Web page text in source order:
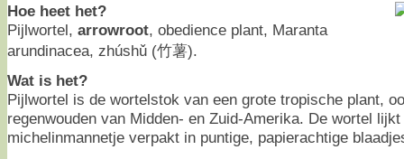
Hoe heet het?
Pijlwortel, arrowroot, obedience plant, Maranta
arundinacea, zhúshǔ (竹薯).
Wat is het?
Pijlwortel is de wortelstok van een grote tropische plant,
regenwouden van Midden- en Zuid-Amerika. De wortel
michelinmannetje verpakt in puntige, papierachtige